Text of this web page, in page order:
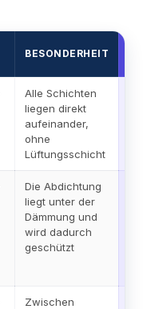
BESONDERHEIT
Alle Schichten
liegen direkt
aufeinander,
ohne
Lüftungsschicht
Die Abdichtung
liegt unter der
Dämmung und
wird dadurch
geschützt
Zwischen